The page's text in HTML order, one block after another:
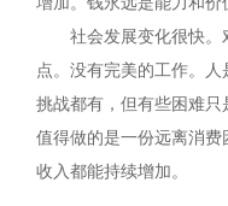
社会发展变化很快
点。没有完美的工作。
挑战都有，但有些困难
值得做的是一份远离消
收入都能持续增加。